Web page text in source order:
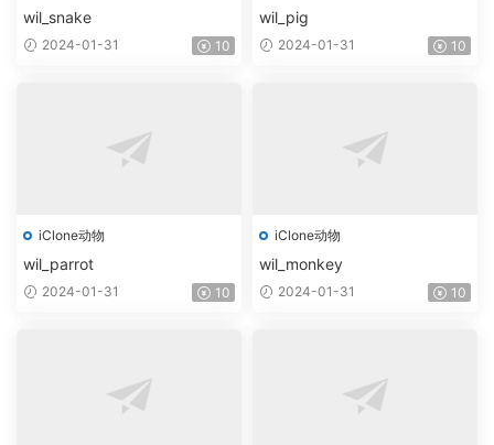
wil_snake
2024-01-31 10
wil_pig
2024-01-31 10
iClone动物
wil_parrot
2024-01-31 10
iClone动物
wil_monkey
2024-01-31 10